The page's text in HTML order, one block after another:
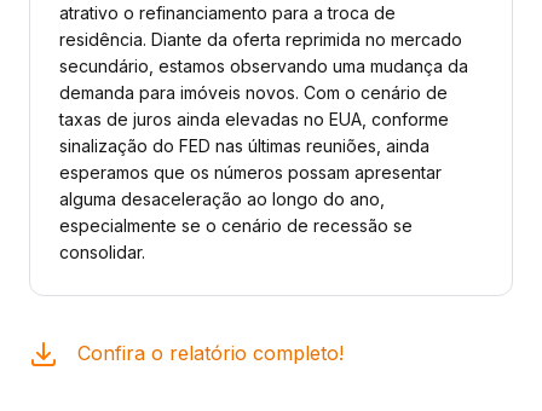
atrativo o refinanciamento para a troca de
residência. Diante da oferta reprimida no mercado
secundário, estamos observando uma mudança da
demanda para imóveis novos. Com o cenário de
taxas de juros ainda elevadas no EUA, conforme
sinalização do FED nas últimas reuniões, ainda
esperamos que os números possam apresentar
alguma desaceleração ao longo do ano,
especialmente se o cenário de recessão se
consolidar.
Confira o relatório completo!